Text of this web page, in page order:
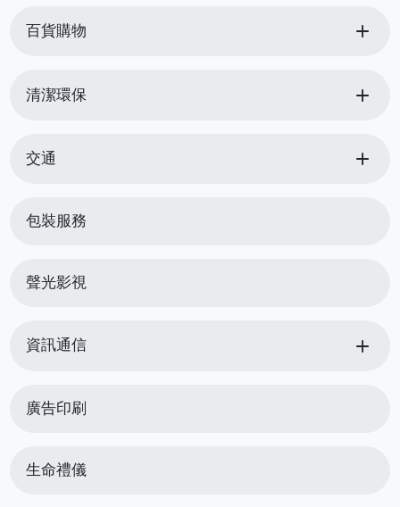
百貨購物 add
清潔環保 add
交通 add
包裝服務
聲光影視
資訊通信 add
廣告印刷
生命禮儀